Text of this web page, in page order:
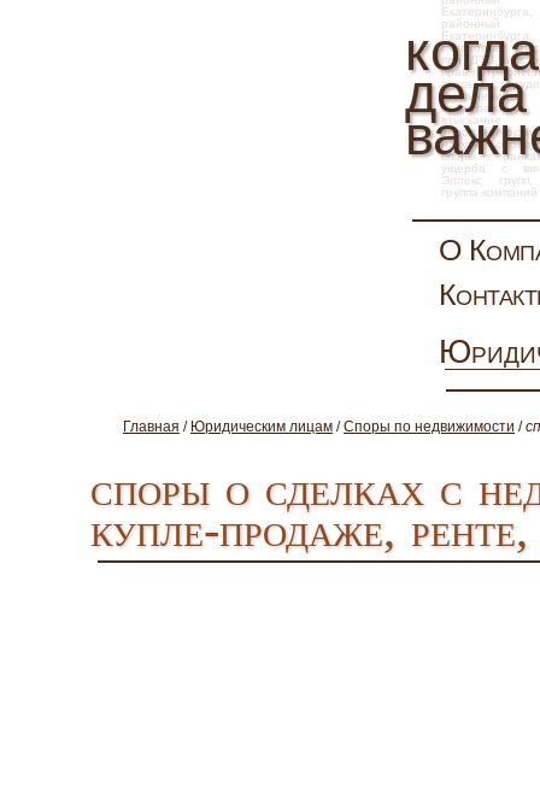
когда
дела
слов
страховка,
при ДТП, иск
прав
споры,
увольнение,
взыскание
натуре,
споры с
ущерба с
Эллекс
групп
группа компаний
О
Главная / Юридическим лицам /Споры по недвижимости /
споры о сделках с
купле-продаже,